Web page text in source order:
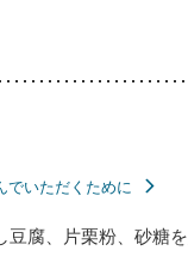
でいただくために
腐、片栗粉、砂糖